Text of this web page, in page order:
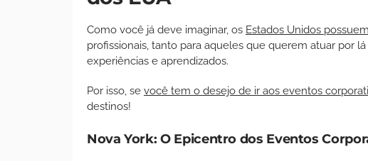
Como você já deve imaginar, os Estados Unidos
profissionais, tanto para aqueles que querem atuar por
experiências e aprendizados.
Por isso, se você tem o desejo de ir aos eventos
destinos!
Nova York: O Epicentro dos Eventos